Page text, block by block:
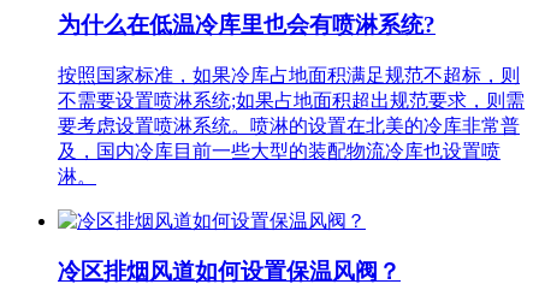
为什么在低温冷库里也会有喷淋系统?
按照国家标准，如果冷库占地面积满足规范不超标，则
不需要设置喷淋系统;如果占地面积超出规范要求，则需
要考虑设置喷淋系统。喷淋的设置在北美的冷库非常普
及，国内冷库目前一些大型的装配物流冷库也设置喷
淋。
冷区排烟风道如何设置保温风阀？